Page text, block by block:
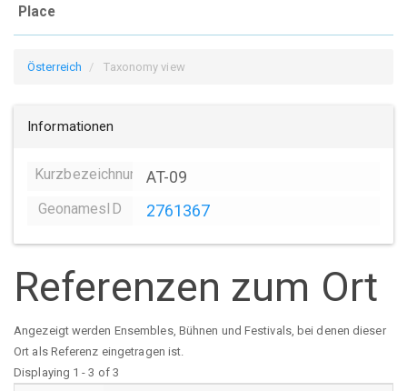
Place
Österreich Taxonomy view
Informationen
Kurzbezeichnung AT-09
GeonamesID 2761367
Referenzen zum Ort
Angezeigt werden Ensembles, Bühnen und Festivals, bei denen dieser
Ort als Referenz eingetragen ist.
Displaying 1 - 3 of 3